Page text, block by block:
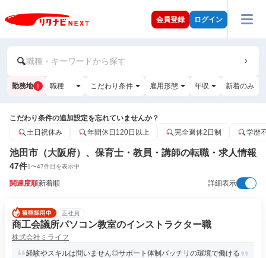
会員登録 ログイン
職種・キーワードから探す
勤務地 1 職種 こだわり条件 雇用形態 年収 新着のみ
こだわり条件の追加設定を忘れていませんか？
土日祝休み
年間休日120日以上 完全週休2日制 学歴
池田市（大阪府）、保育士・教員・講師の転職・求人情報
47件1〜47件目を表示中
関連度順新着順 詳細表示
正社員
商工会議所パソコン教室のインストラクター職
株式会社ミライフ
経験やスキルは問いません◎サポート体制バッチリの環境で働ける